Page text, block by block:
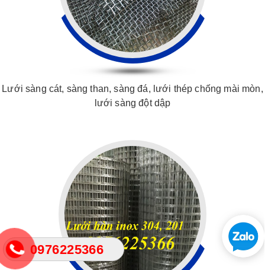
0976225366
Lưới sàng cát, sàng than, sàng đá, lưới thép chống mài mòn,
lưới sàng đột dập